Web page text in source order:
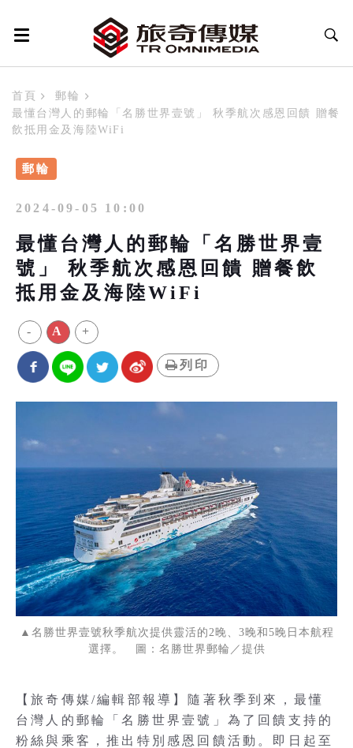
首頁
郵輪
最懂台灣人的郵輪「名勝世界壹號」 秋季航次感恩回饋 贈餐
飲抵用金及海陸WiFi
郵輪
2024-09-05 10:00
最懂台灣人的郵輪「名勝世界壹
號」 秋季航次感恩回饋 贈餐飲
抵用金及海陸WiFi
- A +
列印
▲名勝世界壹號秋季航次提供靈活的2晚、3晚和5晚日本航程
選擇。 圖：名勝世界郵輪／提供
【旅奇傳媒/編輯部報導】隨著秋季到來，最懂
台灣人的郵輪「名勝世界壹號」為了回饋支持的
粉絲與乘客，推出特別感恩回饋活動。即日起至